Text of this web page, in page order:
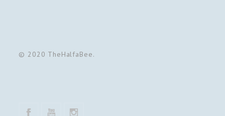
© 2020 TheHalfaBee.